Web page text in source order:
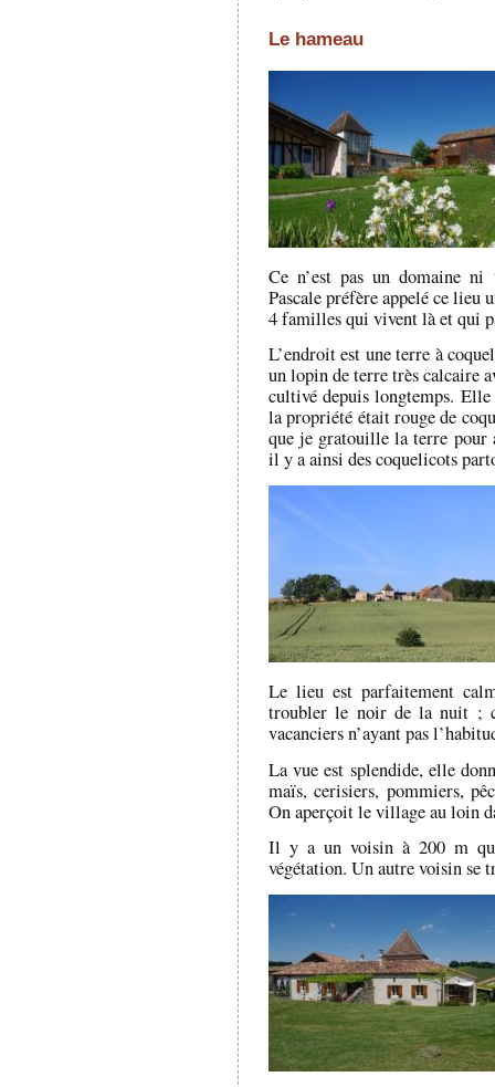
Le hameau
Ce n’est pas un domaine
Pascale préfère appelé ce lieu
4 familles qui vivent là et qui
L’endroit est une terre à
un lopin de terre très calcaire
cultivé depuis longtemps.
la propriété était rouge de
que je gratouille la terre pour
il y a ainsi des coquelicots
Le lieu est parfaitement
troubler le noir de la nuit ;
vacanciers n’ayant pas
La vue est splendide, elle
maïs, cerisiers, pommiers,
On aperçoit le village au loin
Il y a un voisin à 200 m
végétation. Un autre voisin se